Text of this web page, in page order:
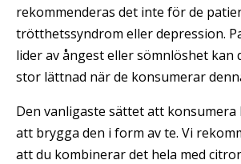
rekommenderas det inte för de
trötthetssyndrom eller depression.
lider av ångest eller sömnlöshet kan
stor lättnad när de konsumerar
Den vanligaste sättet att konsumera
att brygga den i form av te. Vi
att du kombinerar det hela med